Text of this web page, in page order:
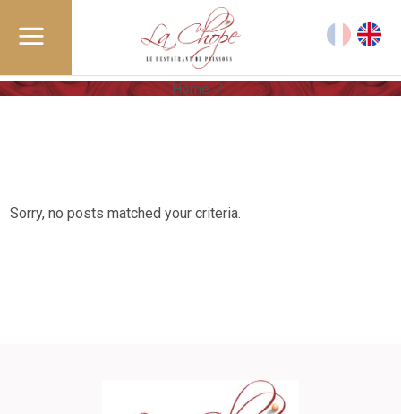
Home/
Sorry, no posts matched your criteria.